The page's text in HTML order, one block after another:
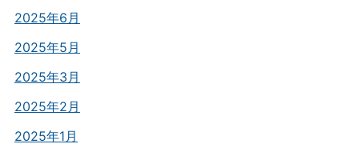
2025年6月
2025年5月
2025年3月
2025年2月
2025年1月